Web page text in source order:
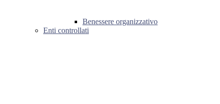
Benessere organizzativo
Enti controllati